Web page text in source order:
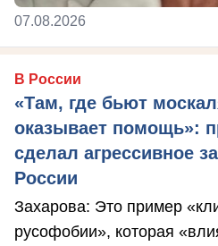
07.08.2026
В России
«Там, где бьют
оказывает помощь»:
сделал агрессивное
России
Захарова: Это пример
русофобии», которая